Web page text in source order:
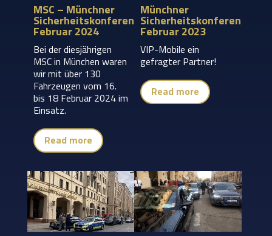
MSC – Münchner
Sicherheitskonferenz,
Februar 2024
Bei der diesjährigen
MSC in München waren
wir mit über 130
Fahrzeugen vom 16.
bis 18 Februar 2024 im
Einsatz.
Read more
Münchner
Sicherheitskonferenz,
Februar 2023
VIP-Mobile ein
gefragter Partner!
Read more